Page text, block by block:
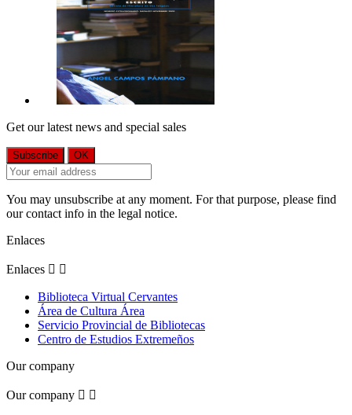
Get our latest news and special sales
You may unsubscribe at any moment. For that purpose, please find
our contact info in the legal notice.
Enlaces
Enlaces  
Biblioteca Virtual Cervantes
Área de Cultura Área
Servicio Provincial de Bibliotecas
Centro de Estudios Extremeños
Our company
Our company  